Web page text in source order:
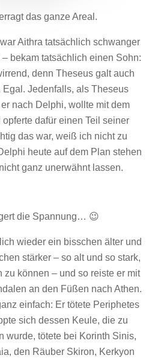
das ganze Areal.
Aithra tatsächlich schwanger
bekam tatsächlich einen Sohn:
denn Theseus galt auch
Jedenfalls, als Theseus
nach Delphi, wollte mit dem
dafür einen Teil seiner
das war, weiß ich nicht zu
heute auf dem Plan stehen
ganz unerwähnt lassen.
die Spannung… 😉
wieder ein bisschen älter und
stärker – so alt und so stark,
zu können – und so reiste er mit
an den Füßen nach Athen.
einfach: Er tötete Periphetes
sich dessen Keule, die zu
wurde, tötete bei Korinth Sinis,
den Räuber Skiron, Kerkyon